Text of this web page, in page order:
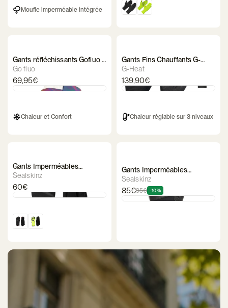
Moufle imperméable intégrée
Gants réfléchissants Gofluo -
Stella
Go fluo
69,95€
Chaleur et Confort
Gants Fins Chauffants G-
Heat
G-Heat
139,90€
Chaleur réglable sur 3 niveaux
Gants Imperméables
SealSkinz Bodham
Sealskinz
60€
Gants Imperméables
SealSkinz Cuir Walcott
Sealskinz
85€95€ -10%